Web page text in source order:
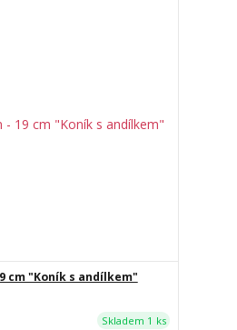
cm "Koník s andílkem"
Skladem 1 ks